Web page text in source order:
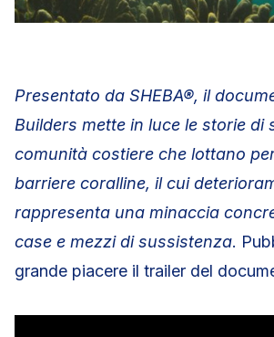
Presentato da SHEBA®, il
Builders mette in luce le storie di
comunità costiere che lottano
barriere coralline, il cui
rappresenta una minaccia
case e mezzi di sussistenza.
grande piacere il trailer del